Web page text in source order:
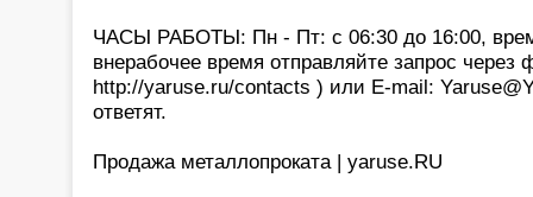
ЧАСЫ РАБОТЫ: Пн - Пт: с 06:30 до 16:00,
внерабочее время отправляйте запрос через
http://yaruse.ru/contacts ) или E-mail:
ответят.
Продажа металлопроката | yaruse.RU